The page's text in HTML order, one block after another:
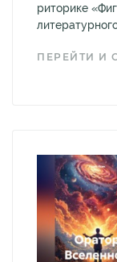
риторике
ПЕРЕЙТИ И